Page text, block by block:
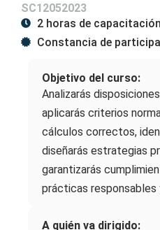
SC12052023
2 horas de
Constancia de
Objetivo del curso:
Analizarás
aplicarás criterios
cálculos correctos,
diseñarás estrategias
garantizarás
prácticas responsables
A quién va dirigido: